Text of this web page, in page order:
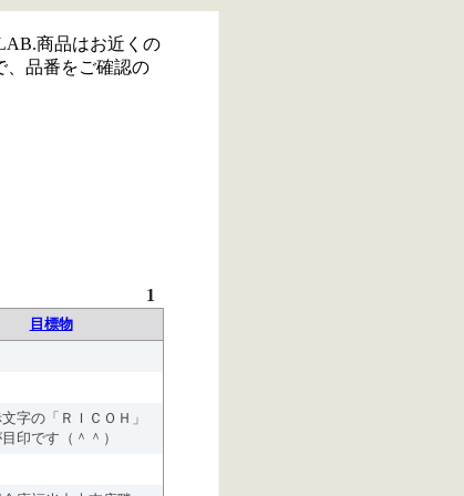
商品はお近くの
、品番をご確認の
1
目標物
字の「ＲＩＣＯＨ」
印です（＾＾）